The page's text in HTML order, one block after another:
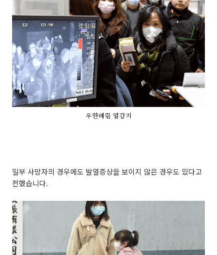
우한폐렴 열감지
일부 사망자의 경우에도 발열증상을 보이지 않은 경우도 있다고
전했습니다.